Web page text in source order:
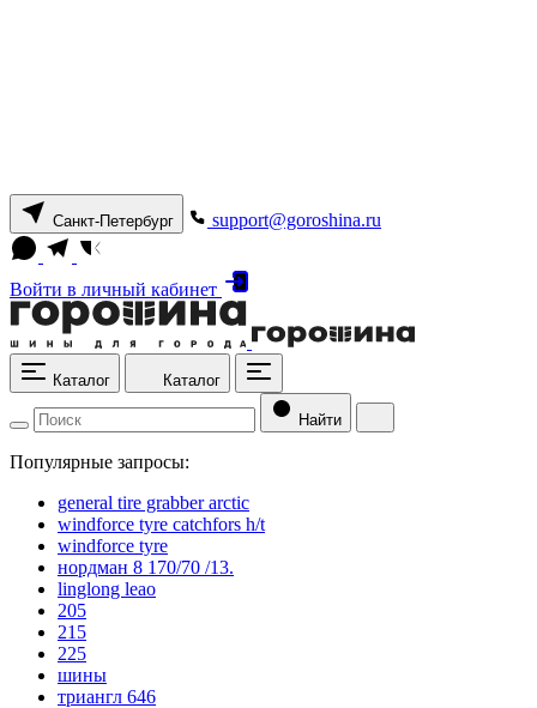
Санкт-Петербург support@goroshina.ru
Войти в личный кабинет
Каталог Каталог
Найти
Популярные запросы:
general tire grabber arctic
windforce tyre catchfors h/t
windforce tyre
нордман 8 170/70 /13.
linglong leao
205
215
225
шины
триангл 646